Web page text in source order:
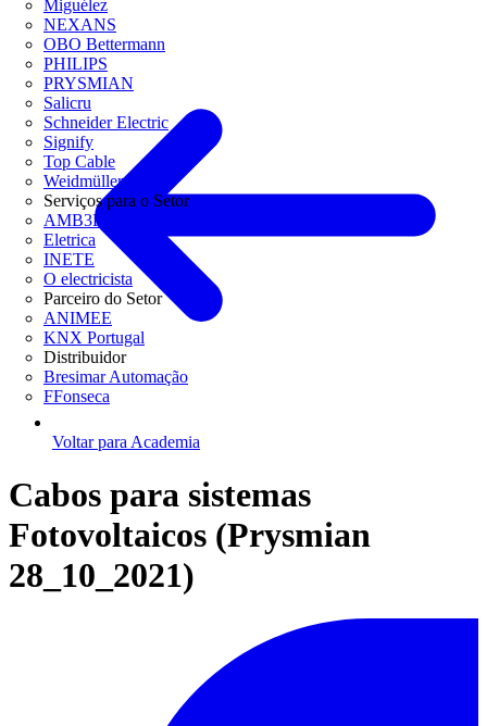
Miguélez
NEXANS
OBO Bettermann
PHILIPS
PRYSMIAN
Salicru
Schneider Electric
Signify
Top Cable
Weidmüller
Serviços para o Setor
AMB3E
Eletrica
INETE
O electricista
Parceiro do Setor
ANIMEE
KNX Portugal
Distribuidor
Bresimar Automação
FFonseca
Voltar para Academia
Cabos para sistemas
Fotovoltaicos (Prysmian
28_10_2021)